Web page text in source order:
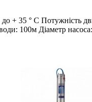
+ 35 ° С
100м Діаметр